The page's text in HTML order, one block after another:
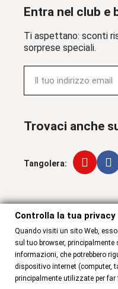
Entra nel club e
Ti aspettano: sconti
sorprese speciali.
Trovaci anche
Tangolera:
Controlla la tua privacy
Controlla la tua privacy
Quando visiti un sito Web,
sul tuo browser,
informazioni, che potrebbero
dispositivo internet (computer,
principalmente utilizzate per